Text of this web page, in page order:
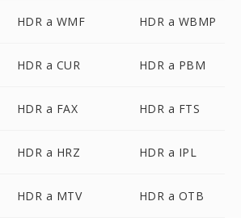
HDR a WMF HDR a WBMP
HDR a CUR HDR a PBM
HDR a FAX HDR a FTS
HDR a HRZ HDR a IPL
HDR a MTV HDR a OTB